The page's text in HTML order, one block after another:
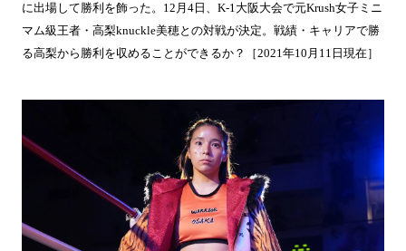
に出場して勝利を飾った。12月4日、K-1大阪大会で元Krush女子ミニ
マム級王者・高梨knuckle美穂との対戦が決定。戦績・キャリアで勝
る高梨から勝利を収めることができるか？［2021年10月11日現在］